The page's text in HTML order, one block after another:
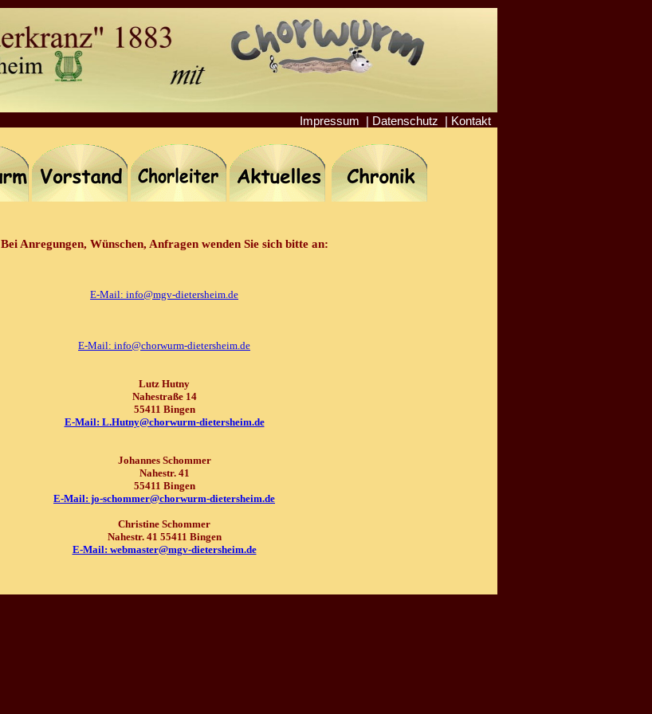
Impressum | Datenschutz | Kontakt
Bei Anregungen, Wünschen, Anfragen wenden Sie sich bitte an:
E-Mail: info@mgv-dietersheim.de
E-Mail: info@chorwurm-dietersheim.de
Lutz Hutny
Nahestraße 14
55411 Bingen
E-Mail: L.Hutny@chorwurm-dietersheim.de
Johannes Schommer
Nahestr. 41
55411 Bingen
E-Mail: jo-schommer@chorwurm-dietersheim.de
Christine Schommer
Nahestr. 41 55411 Bingen
E-Mail: webmaster@mgv-dietersheim.de